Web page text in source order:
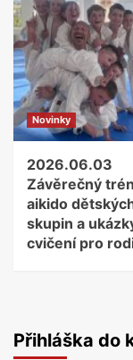
Novinky
2026.06.03
Závěrečný
aikido
skupin a
cvičení pro
Přihláška do